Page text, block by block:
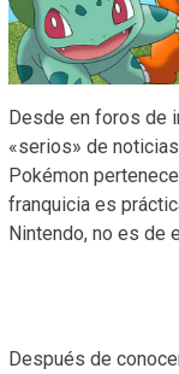
Desde en foros de
«serios» de
Pokémon
franquicia es
Nintendo, no es de
Después de